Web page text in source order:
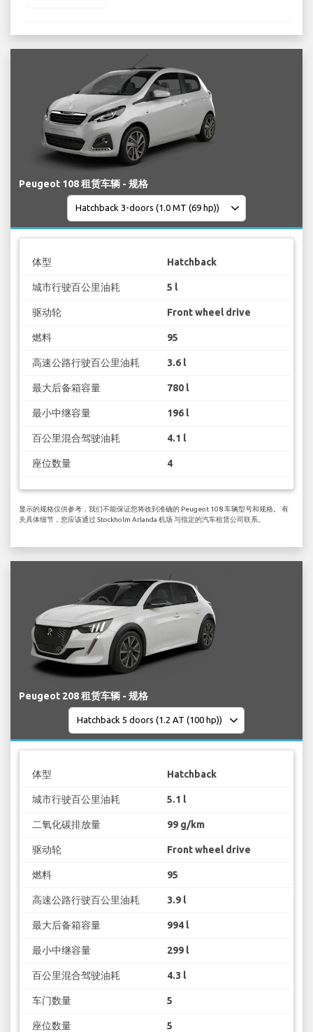
Peugeot 108 租赁车辆 - 规格
体型 Hatchback
城市行驶百公里油耗 5 l
驱动轮 Front wheel drive
燃料 95
高速公路行驶百公里油耗 3.6 l
最大后备箱容量 780 l
最小中继容量 196 l
百公里混合驾驶油耗 4.1 l
座位数量 4
显示的规格仅供参考，我们不能保证您将收到准确的 Peugeot 108 车辆型号和规格。 有
关具体细节，您应该通过 Stockholm Arlanda 机场 与指定的汽车租赁公司联系。
Peugeot 208 租赁车辆 - 规格
体型 Hatchback
城市行驶百公里油耗 5.1 l
二氧化碳排放量 99 g/km
驱动轮 Front wheel drive
燃料 95
高速公路行驶百公里油耗 3.9 l
最大后备箱容量 994 l
最小中继容量 299 l
百公里混合驾驶油耗 4.3 l
车门数量 5
座位数量 5